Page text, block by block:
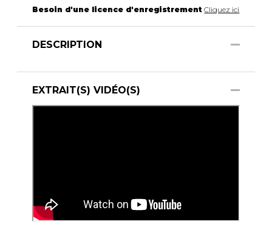
Besoin d'une licence d'enregistrement Cliquez ici
DESCRIPTION
EXTRAIT(S) VIDÉO(S)